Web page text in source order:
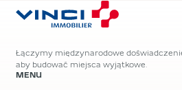
Łączymy międzynarodowe
aby budować miejsca wyjątkowe.
MENU